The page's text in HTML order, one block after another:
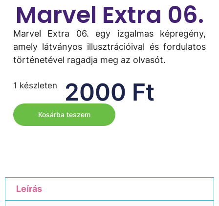
Marvel Extra 06.
Marvel Extra 06. egy izgalmas képregény,
amely látványos illusztrációival és fordulatos
történetével ragadja meg az olvasót.
2000 Ft
1 készleten
Kosárba teszem
Leírás